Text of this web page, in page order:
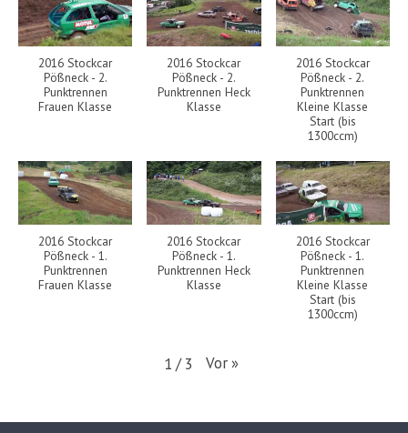
2016 Stockcar
Pößneck - 2.
Punktrennen
Frauen Klasse
2016 Stockcar
Pößneck - 2.
Punktrennen Heck
Klasse
2016 Stockcar
Pößneck - 2.
Punktrennen
Kleine Klasse
Start (bis
1300ccm)
2016 Stockcar
Pößneck - 1.
Punktrennen
Frauen Klasse
2016 Stockcar
Pößneck - 1.
Punktrennen Heck
Klasse
2016 Stockcar
Pößneck - 1.
Punktrennen
Kleine Klasse
Start (bis
1300ccm)
1 / 3 Vor»